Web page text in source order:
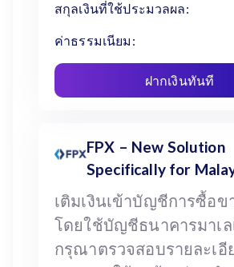
สกุลเงินที่ใช้ประมวลผล:
ค่าธรรมเนียม:
ฝากเงินทันที
FPX – New Solution
Specifically for
เติมเงินเข้าบัญชีการซื้อ
โดยใช้บัญชีธนาคารมาเล
กรุณาตรวจสอบรายละเ